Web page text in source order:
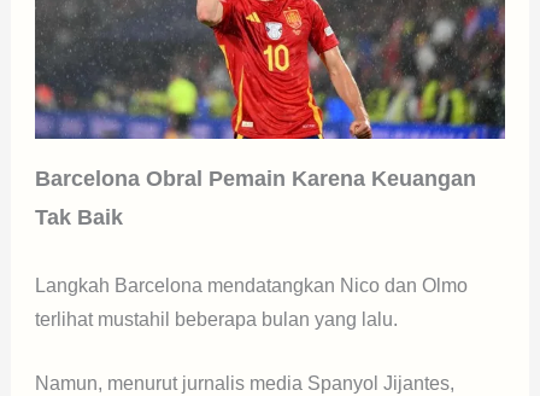
Barcelona Obral Pemain Karena Keuangan
Tak Baik
Langkah Barcelona mendatangkan Nico dan Olmo
terlihat mustahil beberapa bulan yang lalu.
Namun, menurut jurnalis media Spanyol Jijantes,